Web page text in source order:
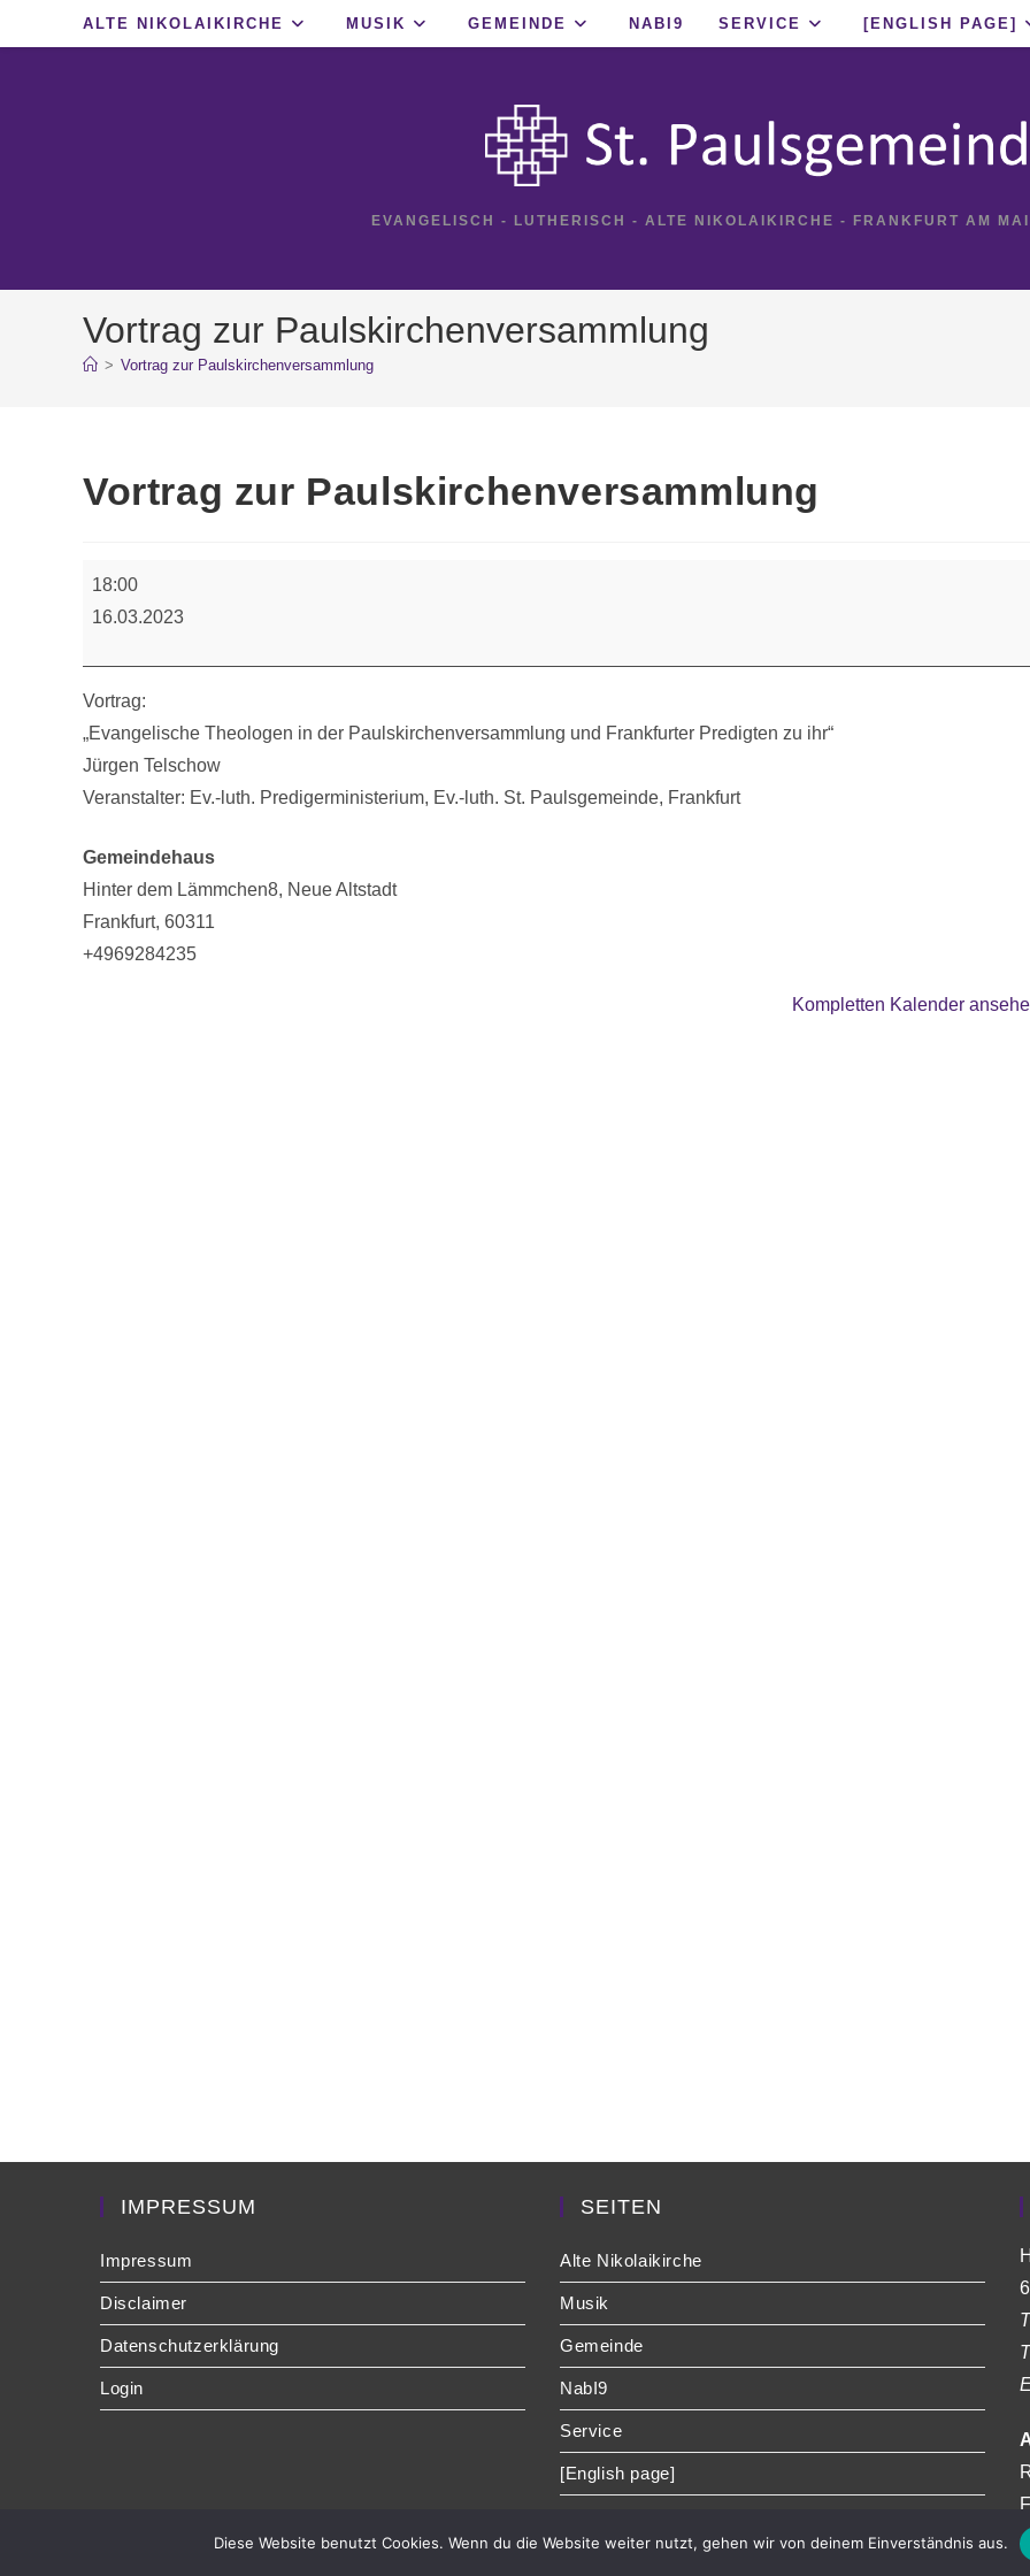
ALTE NIKOLAIKIRCHE MUSIK GEMEINDE NABI9 SERVICE [ENGLISH PAGE]
EVANGELISCH - LUTHERISCH - ALTE NIKOLAIKIRCHE - FRANKFURT AM
Vortrag zur Paulskirchenversammlung
> Vortrag zur Paulskirchenversammlung
Vortrag zur Paulskirchenversammlung
Vortrag
18:00
16.03.2023
Vortrag:
„Evangelische Theologen in der Paulskirchenversammlung und Frankfurter Predigten zu ihr“
Jürgen Telschow
Veranstalter: Ev.-luth. Predigerministerium, Ev.-luth. St. Paulsgemeinde, Frankfurt
Gemeindehaus
Hinter dem Lämmchen8 Neue Altstadt
Frankfurt, 60311
+4969284235
Kompletten Kalender
IMPRESSUM
Impressum
Disclaimer
Datenschutzerklärung
Login
SEITEN
Alte Nikolaikirche
Musik
Gemeinde
NabI9
Service
[English page]
Diese Website benutzt Cookies. Wenn du die Website weiter nutzt, gehen wir von deinem Einverständnis aus.